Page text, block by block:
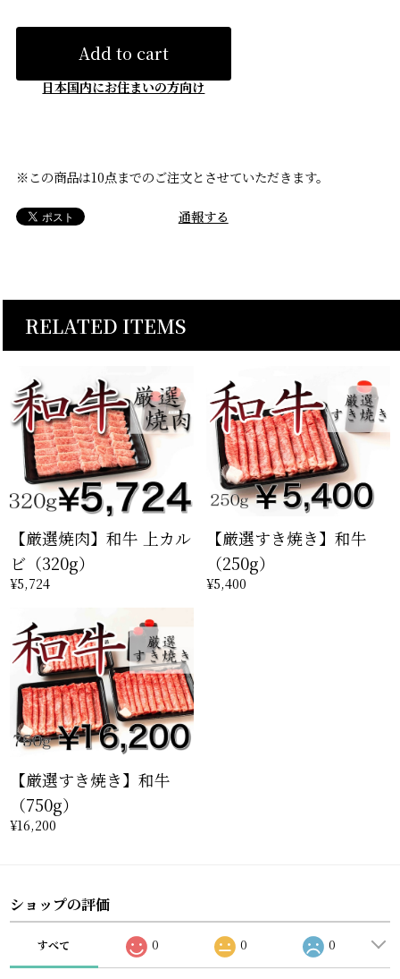
Add to cart
日本国内にお住まいの方向け
※この商品は10点までのご注文とさせていただきます。
通報する
RELATED ITEMS
【厳選焼肉】和牛 上カル
ビ（320g）
¥5,724
【厳選すき焼き】和牛
（250g）
¥5,400
【厳選すき焼き】和牛
（750g）
¥16,200
ショップの評価
すべて 0 0 0